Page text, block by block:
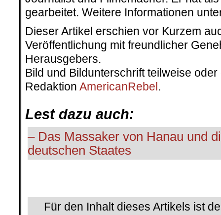
gearbeitet. Weitere Informationen
Dieser Artikel erschien vor Kurzem
Veröffentlichung mit freundlicher
Herausgebers.
Bild und Bildunterschrift teilweise
Redaktion AmericanRebel.
Lest dazu auch:
– Das Massaker von Hanau und
deutschen Staates
Für den Inhalt dieses Artikels ist